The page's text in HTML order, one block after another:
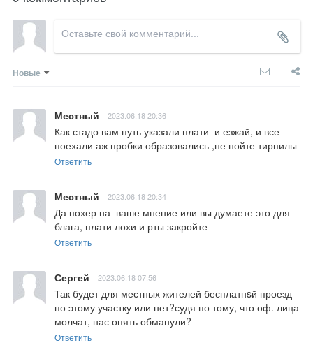
Новые
Местный 2023.06.18 20:36
Как стадо вам путь указали плати  и езжай, и все
поехали аж пробки образовались ,не нойте тирпилы
Ответить
Местный 2023.06.18 20:34
Да похер на  ваше мнение или вы думаете это для
блага, плати лохи и рты закройте
Ответить
Сергей 2023.06.18 07:56
Так будет для местных жителей бесплатнsй проезд
по этому участку или нет?судя по тому, что оф. лица
молчат, нас опять обманули?
Ответить